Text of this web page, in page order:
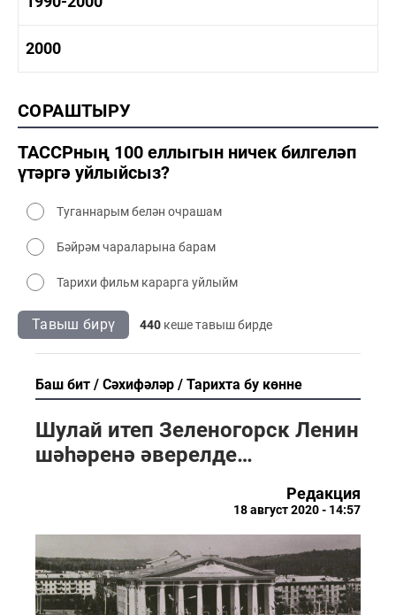
2000
2000 сәнәгать
2000 мәдәният
СОРАШТЫРУ
ТАССРның 100 еллыгын ничек билгеләп
үтәргә уйлыйсыз?
Туганнарым белән очрашам
Бәйрәм чараларына барам
Тарихи фильм карарга уйлыйм
Тавыш бирү 440 кеше тавыш бирде
Баш бит Сәхифәләр Тарихта бу көнне
Шулай итеп Зеленогорск Ленин
шәһәренә әверелде…
Редакция
18 август 2020 - 14:57